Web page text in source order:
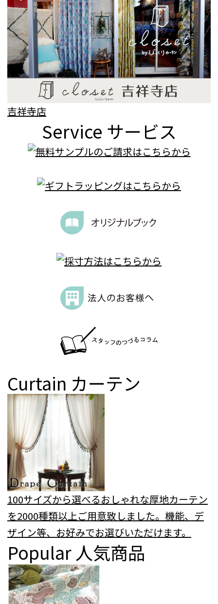
吉祥寺店
Service サービス
Curtain カーテン
100サイズから選べるおしゃれな厚地カーテン
を2000種類以上ご用意致しました。機能、デ
ザイン等、お好みでお選びいただけます。
Popular 人気商品